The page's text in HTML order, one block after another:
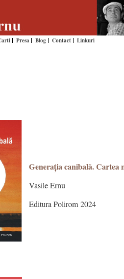
Presa Blog Contact Linkuri
Generația canibală. Cartea
Vasile Ernu
Editura Polirom 2024